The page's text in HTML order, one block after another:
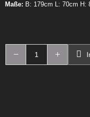
Maße: B: 179cm L: 70cm H: